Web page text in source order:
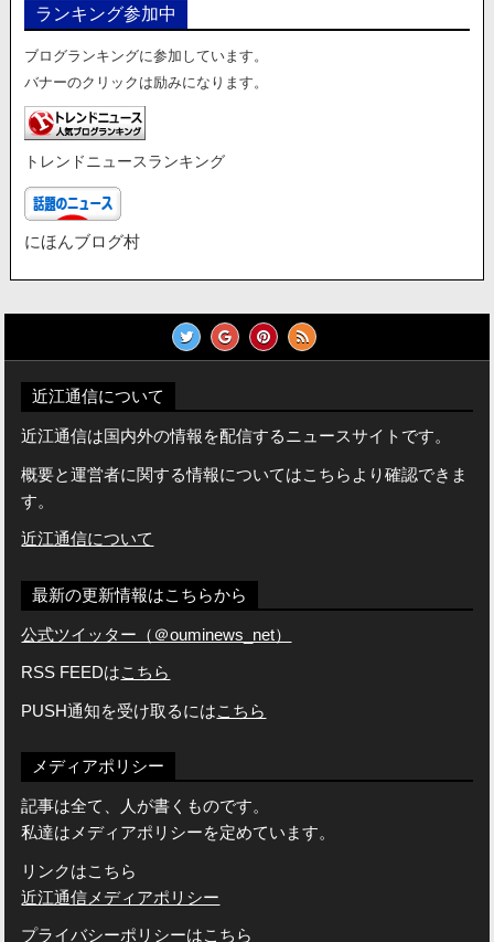
ランキング参加中
ブログランキングに参加しています。
バナーのクリックは励みになります。
トレンドニュースランキング
にほんブログ村
近江通信について
近江通信は国内外の情報を配信するニュースサイトです。
概要と運営者に関する情報についてはこちらより確認できま
す。
近江通信について
最新の更新情報はこちらから
公式ツイッター（＠ouminews_net）
RSS FEEDはこちら
PUSH通知を受け取るにはこちら
メディアポリシー
記事は全て、人が書くものです。
私達はメディアポリシーを定めています。
リンクはこちら
近江通信メディアポリシー
プライバシーポリシーはこちら